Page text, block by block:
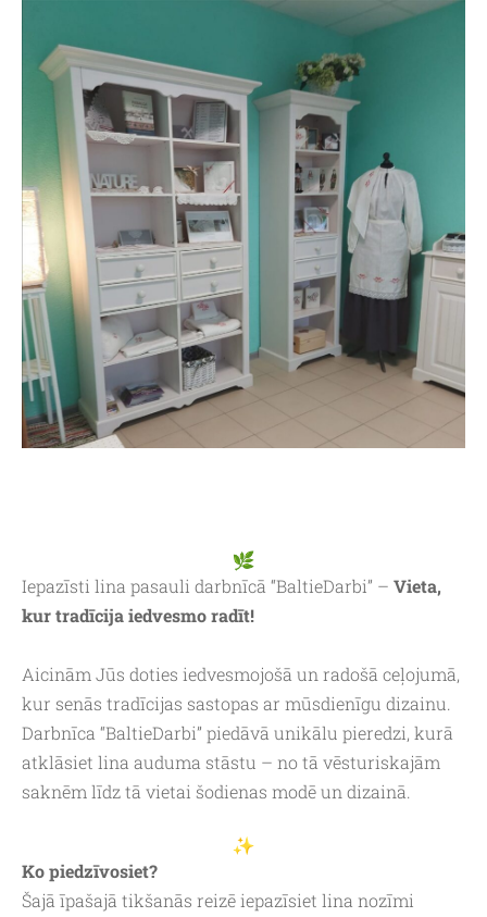
Iepazīsti lina pasauli darbnīcā “BaltieDarbi” – Vieta,
kur tradīcija iedvesmo radīt!
Aicinām Jūs doties iedvesmojošā un radošā ceļojumā,
kur senās tradīcijas sastopas ar mūsdienīgu dizainu.
Darbnīca “BaltieDarbi” piedāvā unikālu pieredzi, kurā
atklāsiet lina auduma stāstu – no tā vēsturiskajām
saknēm līdz tā vietai šodienas modē un dizainā.
Ko piedzīvosiet?
Šajā īpašajā tikšanās reizē iepazīsiet lina nozīmi